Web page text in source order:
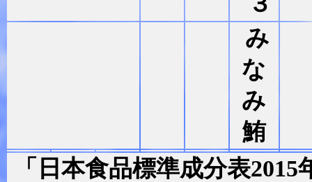
み
な
み
鮪
「日本食品標準成分表